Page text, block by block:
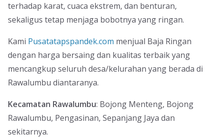
terhadap karat, cuaca ekstrem, dan benturan,
sekaligus tetap menjaga bobotnya yang ringan.
Kami Pusatatapspandek.com menjual Baja Ringan
dengan harga bersaing dan kualitas terbaik yang
mencangkup seluruh desa/kelurahan yang berada di
Rawalumbu diantaranya.
Kecamatan Rawalumbu: Bojong Menteng, Bojong
Rawalumbu, Pengasinan, Sepanjang Jaya dan
sekitarnya.